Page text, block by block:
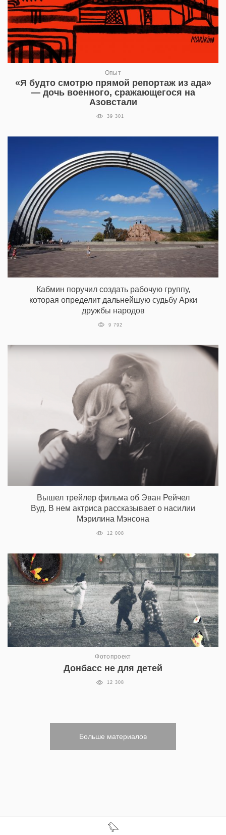
Опыт
«Я будто смотрю прямой репортаж из ада»
— дочь военного, сражающегося на
Азовстали
39 301
Кабмин поручил создать рабочую группу,
которая определит дальнейшую судьбу Арки
дружбы народов
9 792
Вышел трейлер фильма об Эван Рейчел
Вуд. В нем актриса рассказывает о насилии
Мэрилина Мэнсона
12 008
Фотопроект
Донбасс не для детей
12 308
Больше материалов